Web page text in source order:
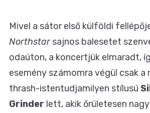
Mivel a sátor első külföldi
Northstarsajnos balesetet
odaúton, a koncertjük elmaradt,
esemény számomra végül csak
thrash-istentudjamilyen stílusú
Grinder lett, akik őrületesen